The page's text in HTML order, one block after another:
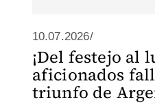
10.07.2026/
¡Del festejo al
aficionados
triunfo de